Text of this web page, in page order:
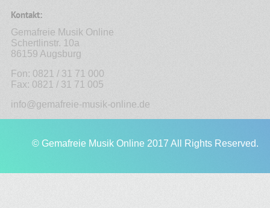
Kontakt:
Gemafreie Musik Online
Schertlinstr. 10a
86159 Augsburg
Fon: 0821 / 31 71 000
Fax: 0821 / 31 71 005
info@gemafreie-musik-online.de
© Gemafreie Musik Online 2017 All Rights Reserved.